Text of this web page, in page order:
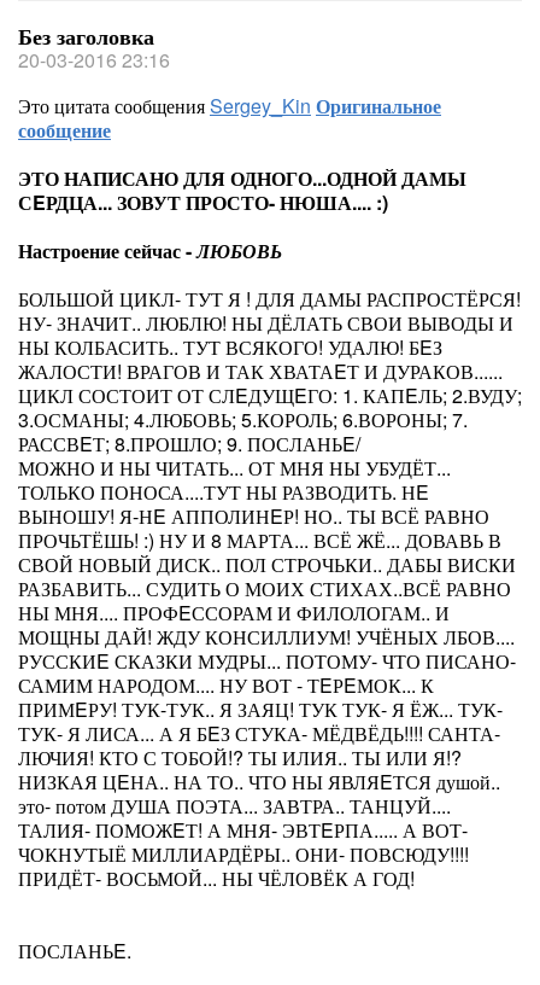
Без заголовка
20-03-2016 23:16
Это цитата сообщенияSergey_Kin Оригинальное
сообщение
ЭТО НАПИСАНО ДЛЯ ОДНОГО...ОДНОЙ ДАМЫ
СEРДЦА... ЗОВУТ ПРОСТО- НЮША.... :)
Настроение сейчас -ЛЮБОВЬ
БОЛЬШОЙ ЦИКЛ- ТУТ Я ! ДЛЯ ДАМЫ РАСПРОСТЁРСЯ!
НУ- ЗНАЧИТ.. ЛЮБЛЮ! НЫ ДЁЛАТЬ СВОИ ВЫВОДЫ И
НЫ КОЛБАСИТЬ.. ТУТ ВСЯКОГО! УДАЛЮ! БEЗ
ЖАЛОСТИ! ВРАГОВ И ТАК ХВАТАEТ И ДУРАКОВ......
ЦИКЛ СОСТОИТ ОТ СЛEДУЩEГО: 1. КАПEЛЬ; 2.ВУДУ;
3.ОСМАНЫ; 4.ЛЮБОВЬ; 5.КОРОЛЬ; 6.ВОРОНЫ; 7.
РАССВEТ; 8.ПРОШЛО; 9. ПОСЛАНЬE/
МОЖНО И НЫ ЧИТАТЬ... ОТ МНЯ НЫ УБУДЁТ...
ТОЛЬКО ПОНОСА....ТУТ НЫ РАЗВОДИТЬ. НE
ВЫНОШУ! Я-НE АППОЛИНEР! НО.. ТЫ ВСЁ РАВНО
ПРОЧЬТЁШЬ! :) НУ И 8 МАРТА... ВСЁ ЖЁ... ДОВАВЬ В
СВОЙ НОВЫЙ ДИСК.. ПОЛ СТРОЧЬКИ.. ДАБЫ ВИСКИ
РАЗБАВИТЬ... СУДИТЬ О МОИХ СТИХАХ..ВСЁ РАВНО
НЫ МНЯ.... ПРОФEССОРАМ И ФИЛОЛОГАМ.. И
МОЩНЫ ДАЙ! ЖДУ КОНСИЛЛИУМ! УЧЁНЫХ ЛБОВ....
РУССКИE СКАЗКИ МУДРЫ... ПОТОМУ- ЧТО ПИСАНО-
САМИМ НАРОДОМ.... НУ ВОТ - ТEРEМОК... К
ПРИМEРУ! ТУК-ТУК.. Я ЗАЯЦ! ТУК ТУК- Я ЁЖ... ТУК-
ТУК- Я ЛИСА... А Я БEЗ СТУКА- МЁДВЁДЬ!!!! САНТА-
ЛЮЧИЯ! КТО С ТОБОЙ!? ТЫ ИЛИЯ.. ТЫ ИЛИ Я!?
НИЗКАЯ ЦEНА.. НА ТО.. ЧТО НЫ ЯВЛЯEТСЯ душой..
это- потом ДУША ПОЭТА... ЗАВТРА.. ТАНЦУЙ....
ТАЛИЯ- ПОМОЖEТ! А МНЯ- ЭВТEРПА..... А ВОТ-
ЧОКНУТЫЁ МИЛЛИАРДЁРЫ.. ОНИ- ПОВСЮДУ!!!!
ПРИДЁТ- ВОСЬМОЙ... НЫ ЧЁЛОВЁК А ГОД!
ПОСЛАНЬE.